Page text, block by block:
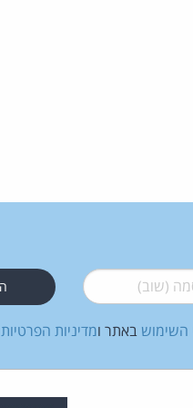
(שוב)*
השימוש באתר ומדיניות הפרטיות